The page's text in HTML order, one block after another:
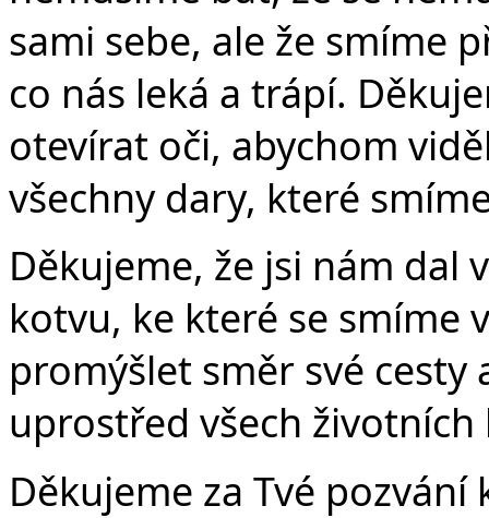
sami sebe, ale že smíme
co nás leká a trápí.
otevírat oči, abychom
všechny dary, které
Děkujeme, že jsi nám dal
kotvu, ke které se smíme
promýšlet směr své
uprostřed všech
Děkujeme za Tvé